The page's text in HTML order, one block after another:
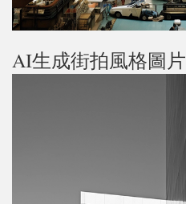
AI生成街拍風格圖片